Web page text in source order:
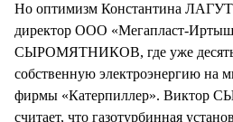
Но оптимизм Константина
директор ООО «Мегапласт-
СЫРОМЯТНИКОВ, где уже десять
собственную электроэнергию на
фирмы «Катерпиллер».
считает, что газотурбинная